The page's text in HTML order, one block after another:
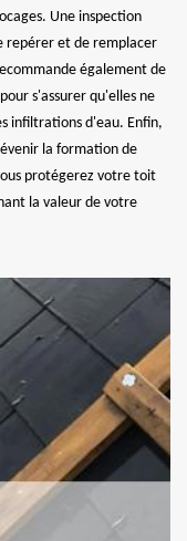
Une inspection
repérer et de remplacer
également de
s'assurer qu'elles ne
infiltrations d'eau. Enfin,
la formation de
protégerez votre toit
la valeur de votre